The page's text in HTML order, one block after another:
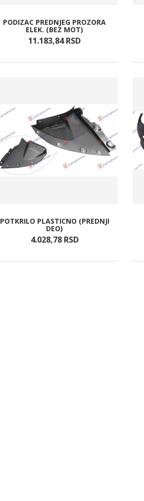
PODIZAC PREDNJEG PROZORA
ELEK. (BEZ MOT)
11.183,84 RSD
POTKRILO PLASTICNO (PREDNJI
DEO)
4.028,78 RSD